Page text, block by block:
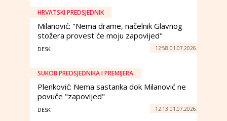
HRVATSKI PREDSJEDNIK
Milanović: "Nema drame, načelnik Glavnog
stožera provest će moju zapovijed"
DESK 12:58 01.07.2026.
SUKOB PREDSJEDNIKA I PREMIJERA
Plenković: Nema sastanka dok Milanović ne
povuče "zapovijed"
DESK 12:13 01.07.2026.